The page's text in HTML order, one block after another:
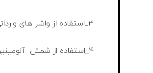
۳_استفاده از واشر های وارداتی برای طول عمر بالای ۵ سال.
۴_استفاده از شمش آلومینیوم LM۲ ارتقا یافته که هیچگاه دچار ترک خوردگی نخواهد شد و عمر مفید آن بیش از ۱۵ سال خواهد بود.